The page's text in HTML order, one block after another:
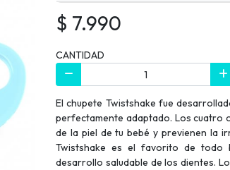
$ 7.990
CANTIDAD
El chupete Twistshake fue
perfectamente adaptado. Los cuatro
de la piel de tu bebé y previenen la
Twistshake es el favorito de todo
desarrollo saludable de los dientes.